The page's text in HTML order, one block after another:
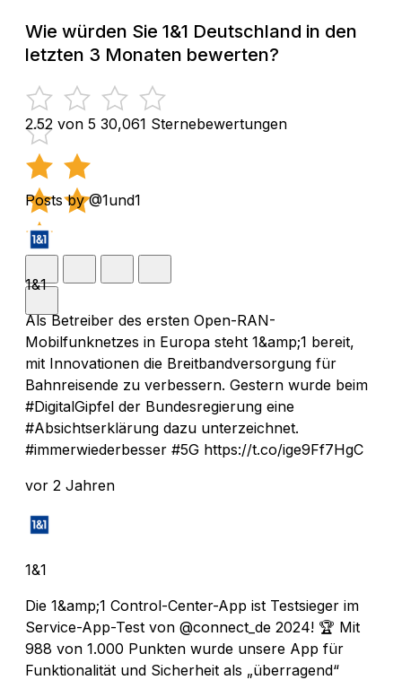
Wie würden Sie 1&1 Deutschland in den
letzten 3 Monaten bewerten?
2.52 von 5 30,061 Sternebewertungen
Posts by @1und1
1&1
Als Betreiber des ersten Open-RAN-
Mobilfunknetzes in Europa steht 1&amp;1 bereit,
mit Innovationen die Breitbandversorgung für
Bahnreisende zu verbessern. Gestern wurde beim
#DigitalGipfel der Bundesregierung eine
#Absichtserklärung dazu unterzeichnet.
#immerwiederbesser #5G https://t.co/ige9Ff7HgC
vor 2 Jahren
1&1
Die 1&amp;1 Control-Center-App ist Testsieger im
Service-App-Test von @connect_de 2024! 🏆 Mit
988 von 1.000 Punkten wurde unsere App für
Funktionalität und Sicherheit als „überragend“